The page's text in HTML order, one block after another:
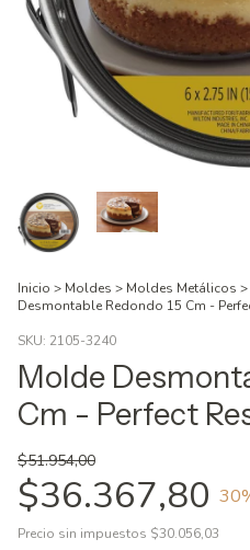
Inicio > Moldes > Moldes Metálicos >
Desmontable Redondo 15 Cm -
SKU: 2105-3240
Molde
Cm - Perfect
$51.954,00
$36.367,80 30
Precio sin impuestos $30.056,03